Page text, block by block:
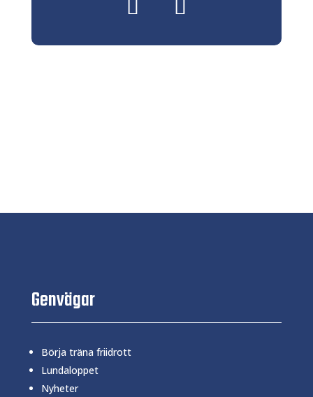
Genvägar
Börja träna friidrott
Lundaloppet
Nyheter